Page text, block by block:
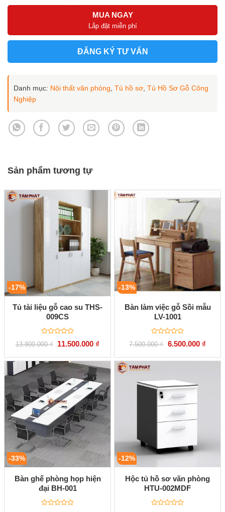
Tủ tài liệu cho giám đốc THS-0010MFC số lượng
MUA NGAY
Lắp đặt miễn phí
ĐĂNG KÝ TƯ VẤN
Danh mục: Nội thất văn phòng Tủ hồ sơ Tủ Hồ Sơ Gỗ Công
Nghiệp
Sản phẩm tương tự
-17%
Tủ tài liệu gỗ cao su THS-
009CS
Được
xếp
0
5
sao
13.800.000₫
Giá
là:
13.800.000 ₫.
11.500.000 ₫
tại
là:
11.500.000 ₫.
-13%
Bàn làm việc gỗ Sồi mẫu
LV-1001
Được
xếp
0
7.500.000₫ Giá
là:
7.500.000 ₫.
6.500.000 ₫Giá
tại
là:
-33%
Bàn ghế phòng họp hiện
đại BH-001
-12%
Hộc tủ hồ sơ văn phòng
HTU-002MDF